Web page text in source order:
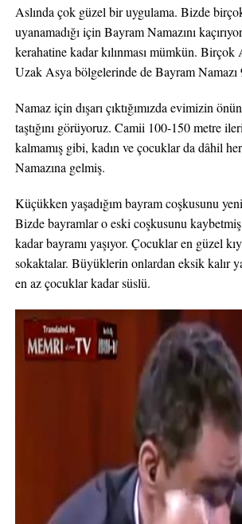
Aslında çok güzel bir uygulama. Bizde
uyanamadığı için Bayram Namazını
kerahatine kadar kılınması mümkün.
Uzak Asya bölgelerinde de Bayram Namazı
Namaz için dışarı çıktığımızda evimizin
taştığını görüyoruz. Camii 100-150 metre
kalmamış gibi, kadın ve çocuklar da dâhil
Namazına gelmiş.
Küçükken yaşadığım bayram coşkusunu
Bizde bayramlar o eski coşkusunu
kadar bayramı yaşıyor. Çocuklar en güzel
sokaktalar. Büyüklerin onlardan eksik kalır
en az çocuklar kadar süslü.